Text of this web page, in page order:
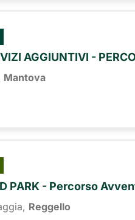
AGGIUNTIVI -
Mantova
PARK - Percorso
Reggello